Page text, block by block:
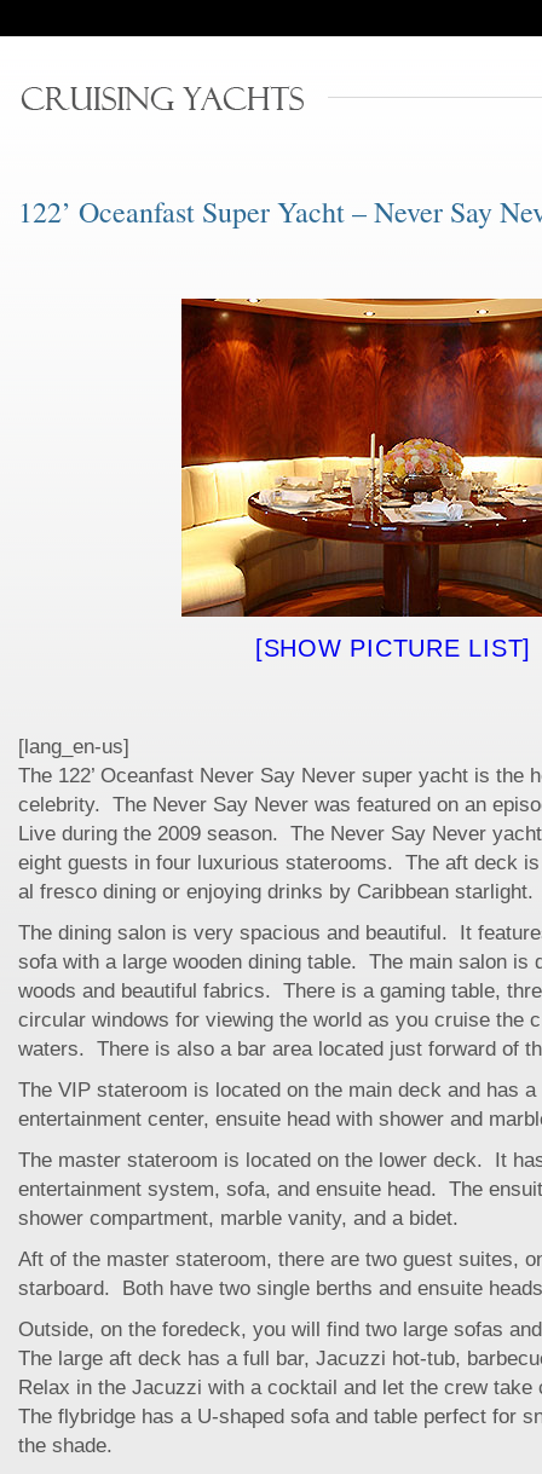
122’ Oceanfast Super Yacht – Never Say
[SHOW PICTURE LIST]
[lang_en-us]
The 122’ Oceanfast Never Say Never super yacht is the
celebrity. The Never Say Never was featured on an
Live during the 2009 season. The Never Say Never
eight guests in four luxurious staterooms. The aft deck
al fresco dining or enjoying drinks by Caribbean starlight.
The dining salon is very spacious and beautiful. It
sofa with a large wooden dining table. The main salon is
woods and beautiful fabrics. There is a gaming table,
circular windows for viewing the world as you cruise the
waters. There is also a bar area located just forward of
The VIP stateroom is located on the main deck and has
entertainment center, ensuite head with shower and
The master stateroom is located on the lower deck. It
entertainment system, sofa, and ensuite head. The
shower compartment, marble vanity, and a bidet.
Aft of the master stateroom, there are two guest suites,
starboard. Both have two single berths and ensuite
Outside, on the foredeck, you will find two large sofas
The large aft deck has a full bar, Jacuzzi hot-tub,
Relax in the Jacuzzi with a cocktail and let the crew
The flybridge has a U-shaped sofa and table perfect for
the shade.